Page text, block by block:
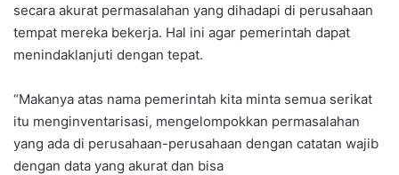
secara akurat permasalahan yang dihadapi di perusahaan
tempat mereka bekerja. Hal ini agar pemerintah dapat
menindaklanjuti dengan tepat.
“Makanya atas nama pemerintah kita minta semua serikat
itu menginventarisasi, mengelompokkan permasalahan
yang ada di perusahaan-perusahaan dengan catatan wajib
dengan data yang akurat dan bisa